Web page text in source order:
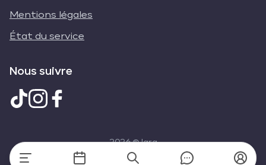
Mentions légales
État du service
Nous suivre
2026 © Iara